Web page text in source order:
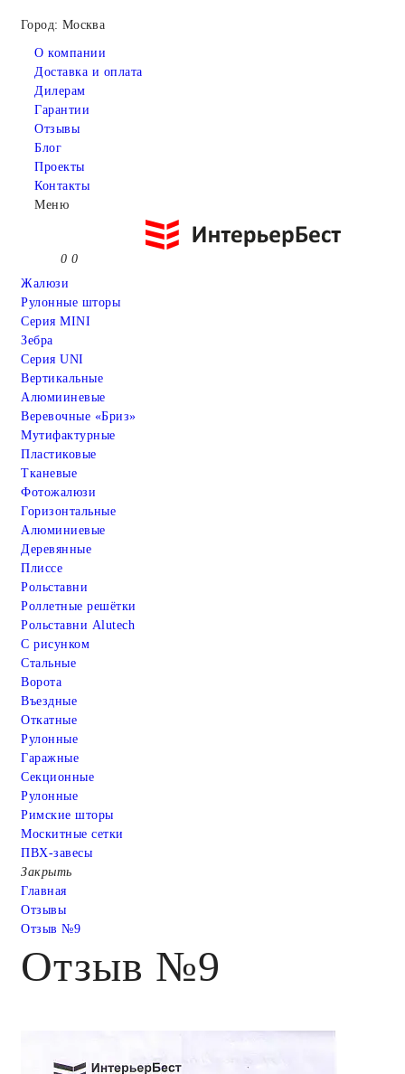
Город: Москва
О компании
Доставка и оплата
Дилерам
Гарантии
Отзывы
Блог
Проекты
Контакты
Меню
0 0
Жалюзи
Рулонные шторы
Серия MINI
Зебра
Серия UNI
Вертикальные
Алюмииневые
Веревочные «Бриз»
Мутифактурные
Пластиковые
Тканевые
Фотожалюзи
Горизонтальные
Алюминиевые
Деревянные
Плиссе
Рольставни
Роллетные решётки
Рольставни Alutech
С рисунком
Стальные
Ворота
Въездные
Откатные
Рулонные
Гаражные
Cекционные
Рулонные
Римские шторы
Москитные сетки
ПВХ-завесы
Закрыть
Главная
Отзывы
Отзыв №9
Отзыв №9